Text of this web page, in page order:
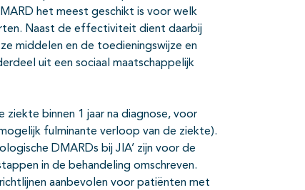
het meest geschikt is voor welk
Naast de effectiviteit dient daarbij
middelen en de toedieningswijze en
uit een sociaal maatschappelijk
binnen 1 jaar na diagnose, voor
fulminante verloop van de ziekte).
DMARDs bij JIA’ zijn voor de
in de behandeling omschreven.
aanbevolen voor patiënten met